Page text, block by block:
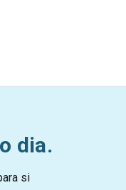
dia.
si